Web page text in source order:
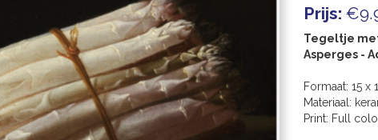
Prijs:
Tegeltje
Asperges -
Formaat: 15 x
Materiaal:
Print: Full